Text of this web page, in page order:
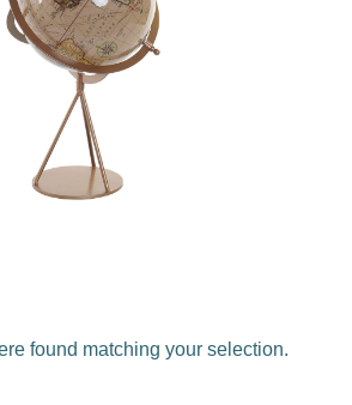
found matching your selection.